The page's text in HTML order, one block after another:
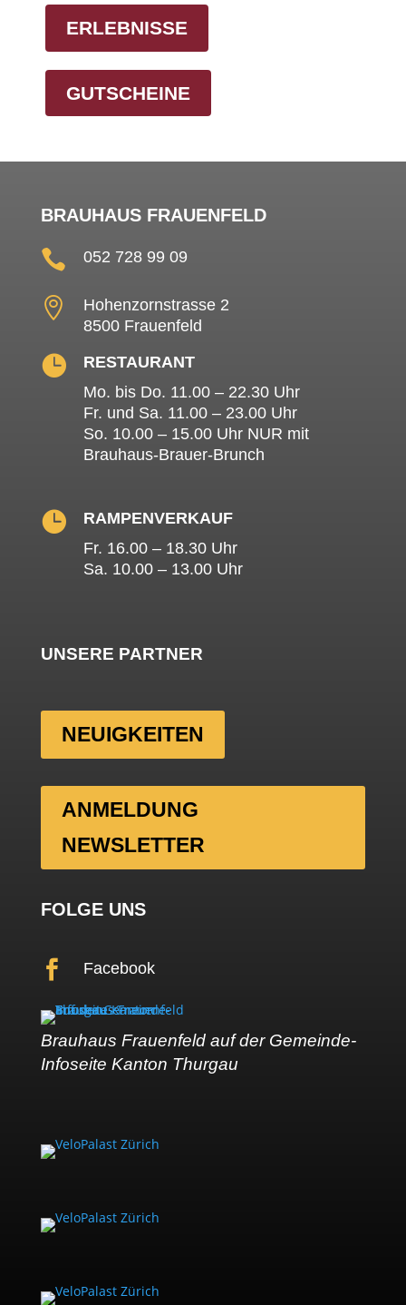
ERLEBNISSE
GUTSCHEINE
BRAUHAUS FRAUENFELD
 052 728 99 09

Hohenzornstrasse 2
8500 Frauenfeld

RESTAURANT
Mo. bis Do. 11.00 – 22.30 Uhr
Fr. und Sa. 11.00 – 23.00 Uhr
So. 10.00 – 15.00 Uhr NUR mit
Brauhaus-Brauer-Brunch

RAMPENVERKAUF
Fr. 16.00 – 18.30 Uhr
Sa. 10.00 – 13.00 Uhr
UNSERE PARTNER
NEUIGKEITEN
ANMELDUNG
NEWSLETTER
FOLGE UNS
 Facebook
Brauhaus Frauenfeld auf der Gemeinde-
Infoseite Kanton Thurgau